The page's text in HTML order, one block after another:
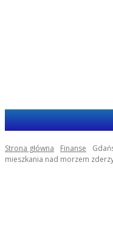
Strona główna Finanse
mieszkania nad morzem